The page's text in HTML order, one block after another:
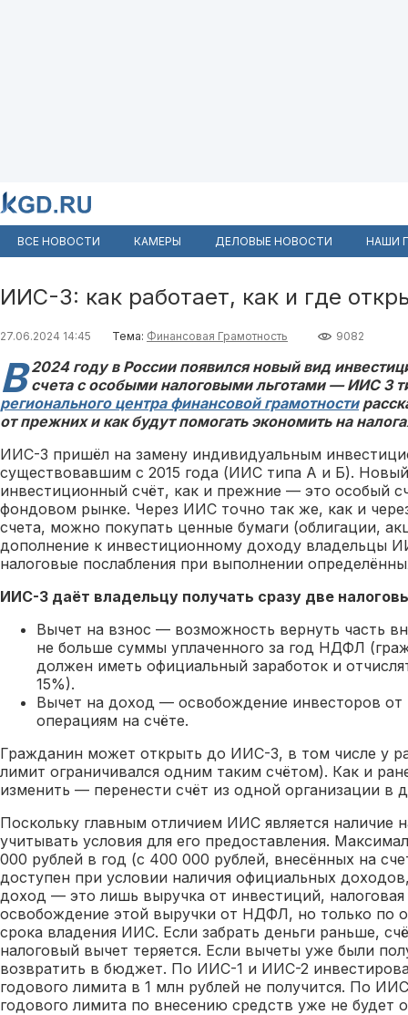
ВСЕ НОВОСТИ КАМЕРЫ ДЕЛОВЫЕ НОВОСТИ НАШИ
ИИС-3: как работает, как и где
27.06.2024 14:45 Тема: Финансовая Грамотность 9082
В 2024 году в России появился новый вид
счета с особыми налоговыми льготами — ИИС 3
регионального центра финансовой грамотности
от прежних и как будут помогать экономить на
ИИС-3 пришёл на замену индивидуальным
существовавшим с 2015 года (ИИС типа А и Б).
инвестиционный счёт, как и прежние — это особый
фондовом рынке. Через ИИС точно так же, как и
счета, можно покупать ценные бумаги (облигации,
дополнение к инвестиционному доходу владельцы
налоговые послабления при выполнении
ИИС-3 даёт владельцу получать сразу две
Вычет на взнос — возможность вернуть часть
не больше суммы уплаченного за год НДФЛ
должен иметь официальный заработок и
15%).
Вычет на доход — освобождение инвесторов
операциям на счёте.
Гражданин может открыть до ИИС-3, в том числе у
лимит ограничивался одним таким счётом). Как и
изменить — перенести счёт из одной организации в
Поскольку главным отличием ИИС является наличие
учитывать условия для его предоставления.
000 рублей в год (с 400 000 рублей, внесённых на
доступен при условии наличия официальных
доход — это лишь выручка от инвестиций, налоговая
освобождение этой выручки от НДФЛ, но только по
срока владения ИИС. Если забрать деньги раньше,
налоговый вычет теряется. Если вычеты уже были
возвратить в бюджет. По ИИС-1 и ИИС-2
годового лимита в 1 млн рублей не получится. По
годового лимита по внесению средств уже не будет